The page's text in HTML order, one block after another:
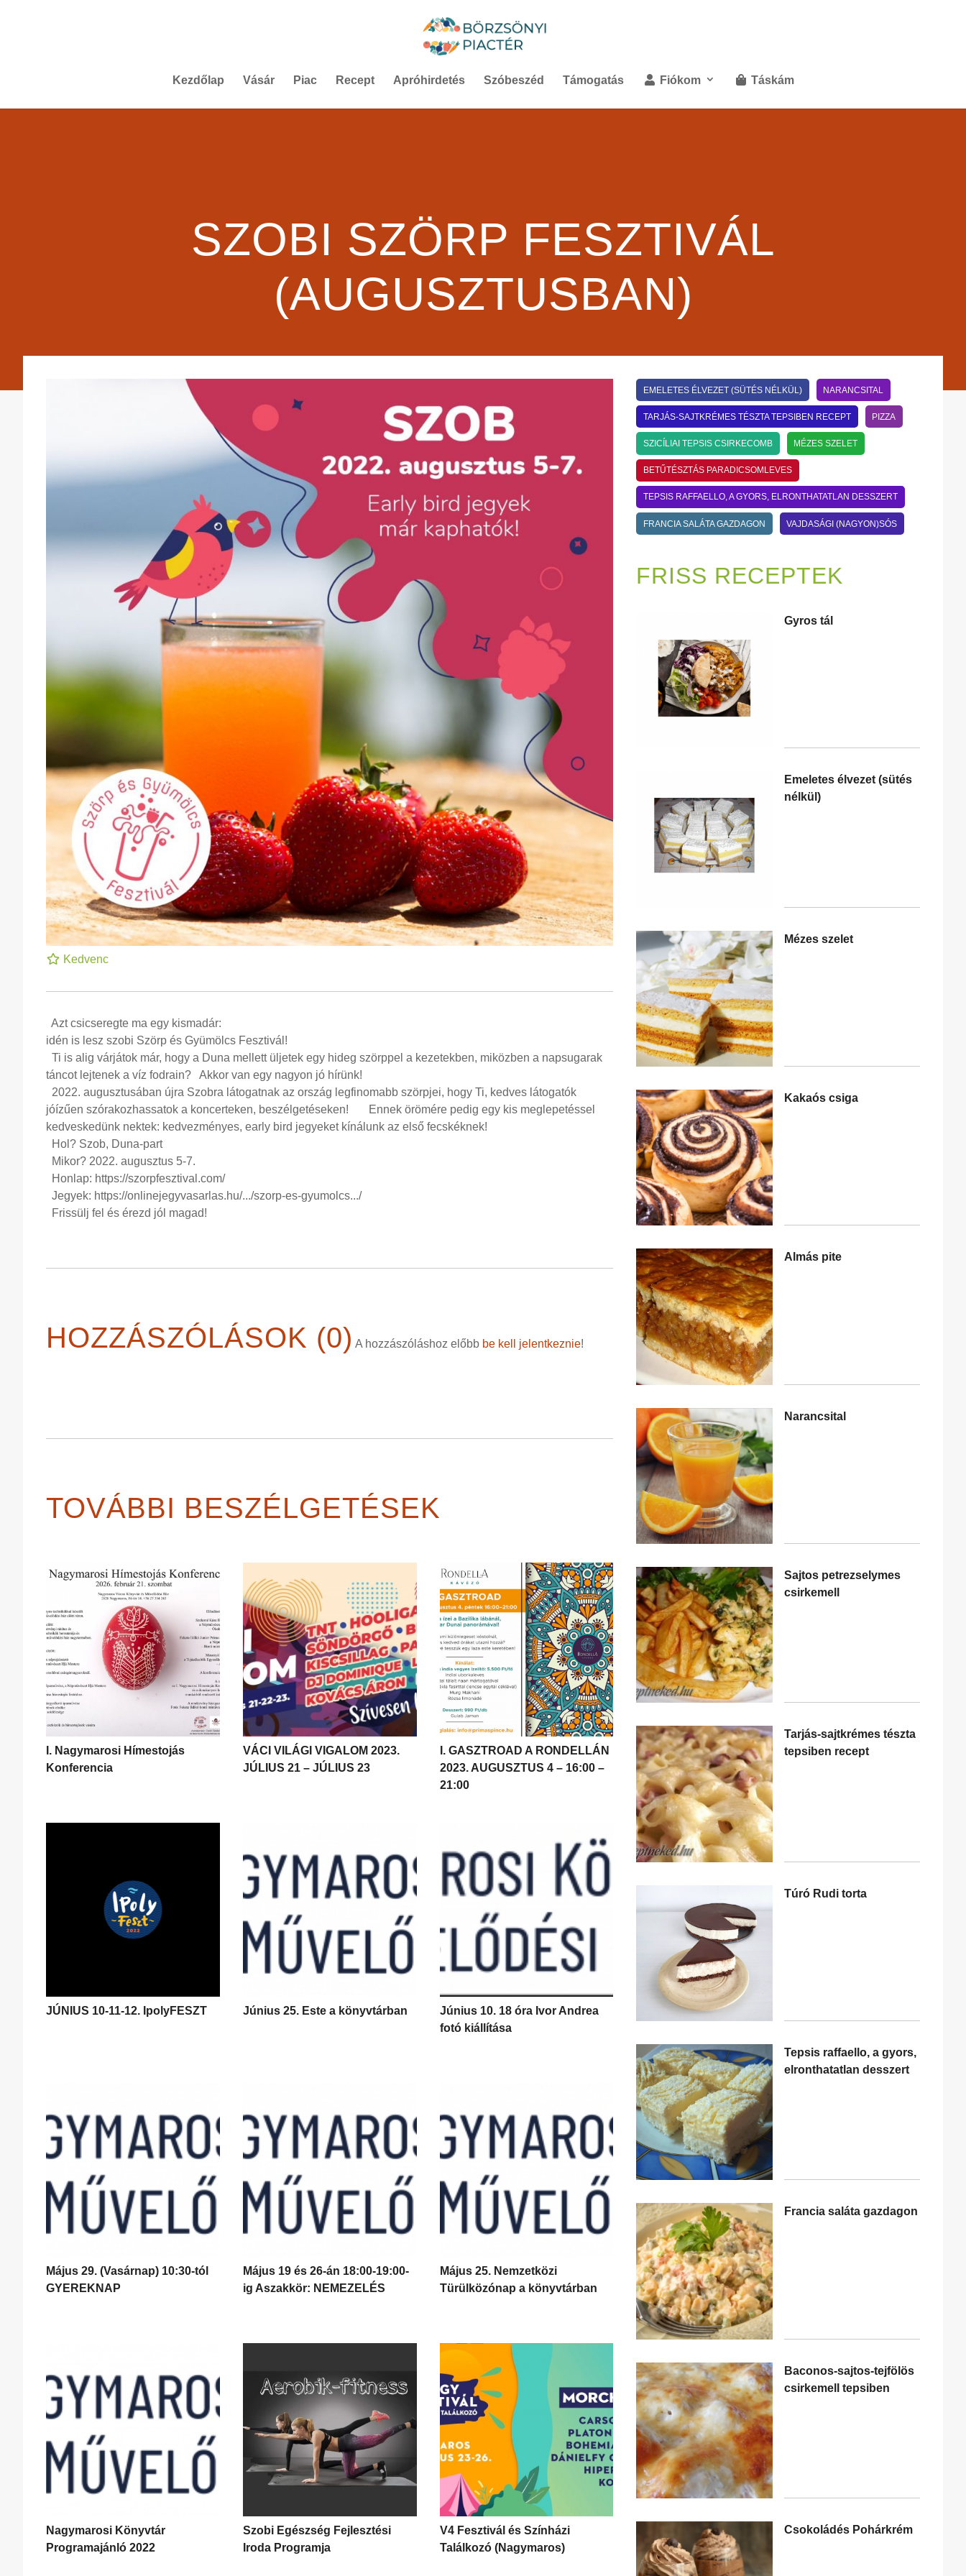
Kezdőlap Vásár Piac Recept Apróhirdetés Szóbeszéd Támogatás Fiókom Táskám
SZOBI SZÖRP FESZTIVÁL
(AUGUSZTUSBAN)
Kedvenc
Azt csicseregte ma egy kismadár:
idén is lesz szobi Szörp és Gyümölcs Fesztivál!
Ti is alig várjátok már, hogy a Duna mellett üljetek egy hideg szörppel a kezetekben, miközben a napsugarak
táncot lejtenek a víz fodrain? Akkor van egy nagyon jó hírünk!
2022. augusztusában újra Szobra látogatnak az ország legfinomabb szörpjei, hogy Ti, kedves látogatók
jóízűen szórakozhassatok a koncerteken, beszélgetéseken! Ennek örömére pedig egy kis meglepetéssel
kedveskedünk nektek: kedvezményes, early bird jegyeket kínálunk az első fecskéknek!
Hol? Szob, Duna-part
Mikor? 2022. augusztus 5-7.
Honlap: https://szorpfesztival.com/
Jegyek: https://onlinejegyvasarlas.hu/.../szorp-es-gyumolcs.../
Frissülj fel és érezd jól magad!
HOZZÁSZÓLÁSOK (0) A hozzászóláshoz előbb be kell jelentkeznie!
TOVÁBBI BESZÉLGETÉSEK
I. Nagymarosi Hímestojás
Konferencia
VÁCI VILÁGI VIGALOM 2023.
JÚLIUS 21 – JÚLIUS 23
I. GASZTROAD A RONDELLÁN
2023. AUGUSZTUS 4 – 16:00 –
21:00
JÚNIUS 10-11-12. IpolyFESZT Június 25. Este a könyvtárban
Június 10. 18 óra Ivor Andrea
fotó kiállítása
Május 29. (Vasárnap) 10:30-tól
GYEREKNAP
Május 19 és 26-án 18:00-19:00-
ig Aszakkör: NEMEZELÉS
Május 25. Nemzetközi
Türülközónap a könyvtárban
Nagymarosi Könyvtár
Programajánló 2022
Szobi Egészség Fejlesztési
Iroda Programja
V4 Fesztivál és Színházi
Találkozó (Nagymaros)
EMELETES ÉLVEZET (SÜTÉS NÉLKÜL) NARANCSITAL
TARJÁS-SAJTKRÉMES TÉSZTA TEPSIBEN RECEPT PIZZA
SZICÍLIAI TEPSIS CSIRKECOMB MÉZES SZELET
BETŰTÉSZTÁS PARADICSOMLEVES
TEPSIS RAFFAELLO, A GYORS, ELRONTHATATLAN DESSZERT
FRANCIA SALÁTA GAZDAGON VAJDASÁGI (NAGYON)SÓS
FRISS RECEPTEK
Gyros tál
Emeletes élvezet (sütés
nélkül)
Mézes szelet
Kakaós csiga
Almás pite
Narancsital
Sajtos petrezselymes
csirkemell
Tarjás-sajtkrémes tészta
tepsiben recept
Túró Rudi torta
Tepsis raffaello, a gyors,
elronthatatlan desszert
Francia saláta gazdagon
Baconos-sajtos-tejfölös
csirkemell tepsiben
Csokoládés Pohárkrém